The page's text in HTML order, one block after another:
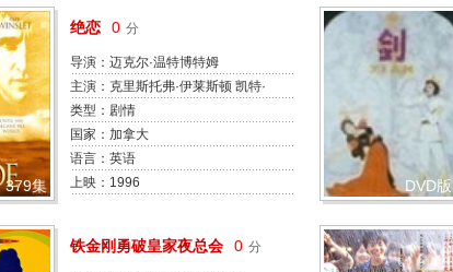
379集
绝恋 0 分
导演：迈克尔·温特博特姆
主演：克里斯托弗·伊莱斯顿 凯特·
温斯莱特 利亚姆·坎宁安 雷切尔·格
里菲思 June Whitfield Ross Colvin
Turnbull James Daley Berwick
Kaler Sean McKenzie Richard
类型：剧情
国家：加拿大
语言：英语
上映：1996
DVD版
铁金刚勇破皇家夜总会 0 分